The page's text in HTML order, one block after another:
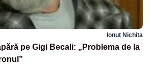
Ionuț Nichita
pe Gigi Becali: „Problema de la